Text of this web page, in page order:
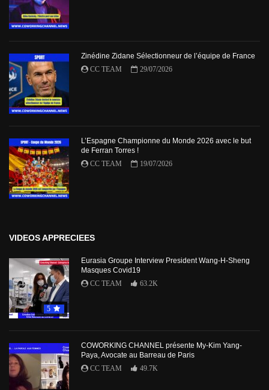
Zinédine Zidane Sélectionneur de l’équipe de France
CC TEAM
29/07/2026
L’Espagne Championne du Monde 2026 avec le but
de Ferran Torres !
CC TEAM
19/07/2026
VIDEOS APPRECIEES
5
Eurasia Groupe Interview President Wang-H-Sheng
Masques Covid19
CC TEAM
63.2K
COWORKING CHANNEL présente My-Kim Yang-
Paya, Avocate au Barreau de Paris
CC TEAM
49.7K